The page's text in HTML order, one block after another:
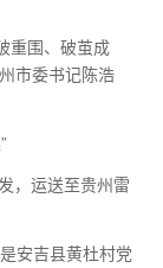
重围、破茧成
州市委书记陈浩
，运送至贵州雷
安吉县黄杜村党